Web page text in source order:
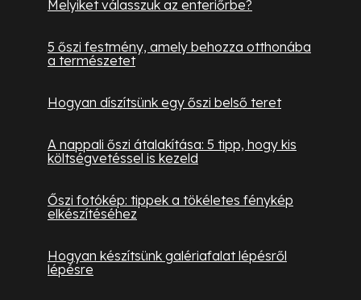
Melyiket válasszuk az enteriőrbe?
5 őszi festmény, amely behozza otthonába
a természetet
Hogyan díszítsünk egy őszi belső teret
A nappali őszi átalakítása: 5 tipp, hogy kis
költségvetéssel is kezeld
Őszi fotókép: tippek a tökéletes fénykép
elkészítéséhez
Hogyan készítsünk galériafalat lépésről
lépésre